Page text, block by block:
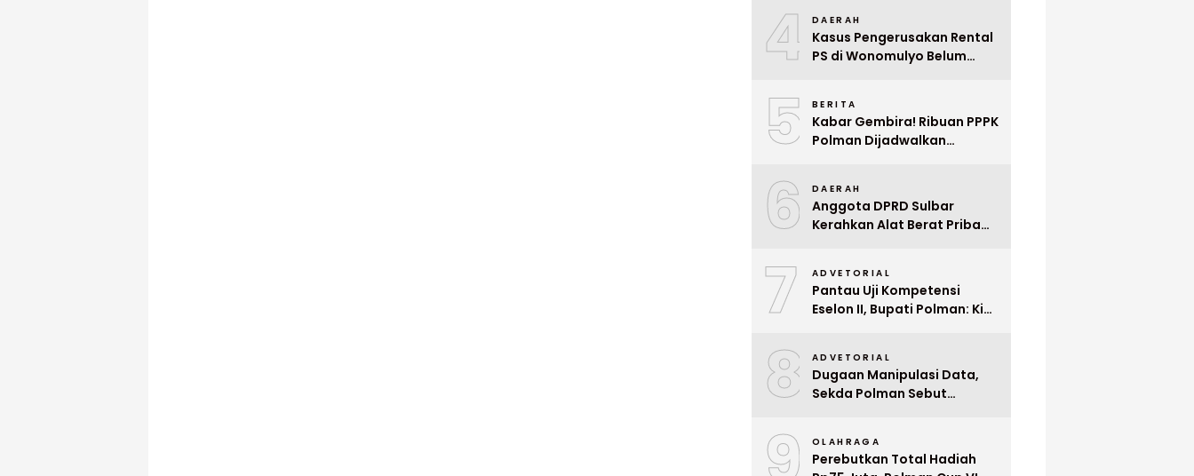
4 DAERAH
Kasus Pengerusakan Rental
PS di Wonomulyo Belum
Pelaku
5 BERITA
Kabar Gembira! Ribuan PPPK
Polman Dijadwalkan
6 DAERAH
Anggota DPRD Sulbar
Kerahkan Alat Berat Pribadi
7 ADVETORIAL
Pantau Uji Kompetensi
Eselon II, Bupati Polman: Kita
8 ADVETORIAL
Dugaan Manipulasi Data,
Sekda Polman Sebut
Ditunda
OLAHRAGA
Perebutkan Total Hadiah